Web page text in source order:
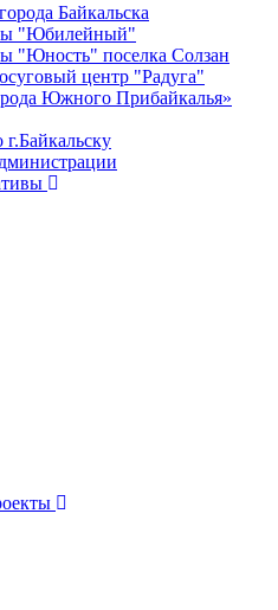
Байкальска
"Юбилейный"
"Юность" поселка Солзан
центр "Радуга"
Южного Прибайкалья»